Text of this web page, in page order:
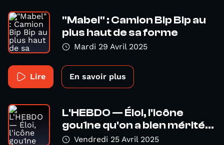
"Mabel" : Camion Bip Bip au
plus haut de sa forme
Mardi 29 Avril 2025
Lire En savoir plus
L'HEBDO — Éloi, l'icône
gou1ne qu'on a bien mérité...
Vendredi 25 Avril 2025